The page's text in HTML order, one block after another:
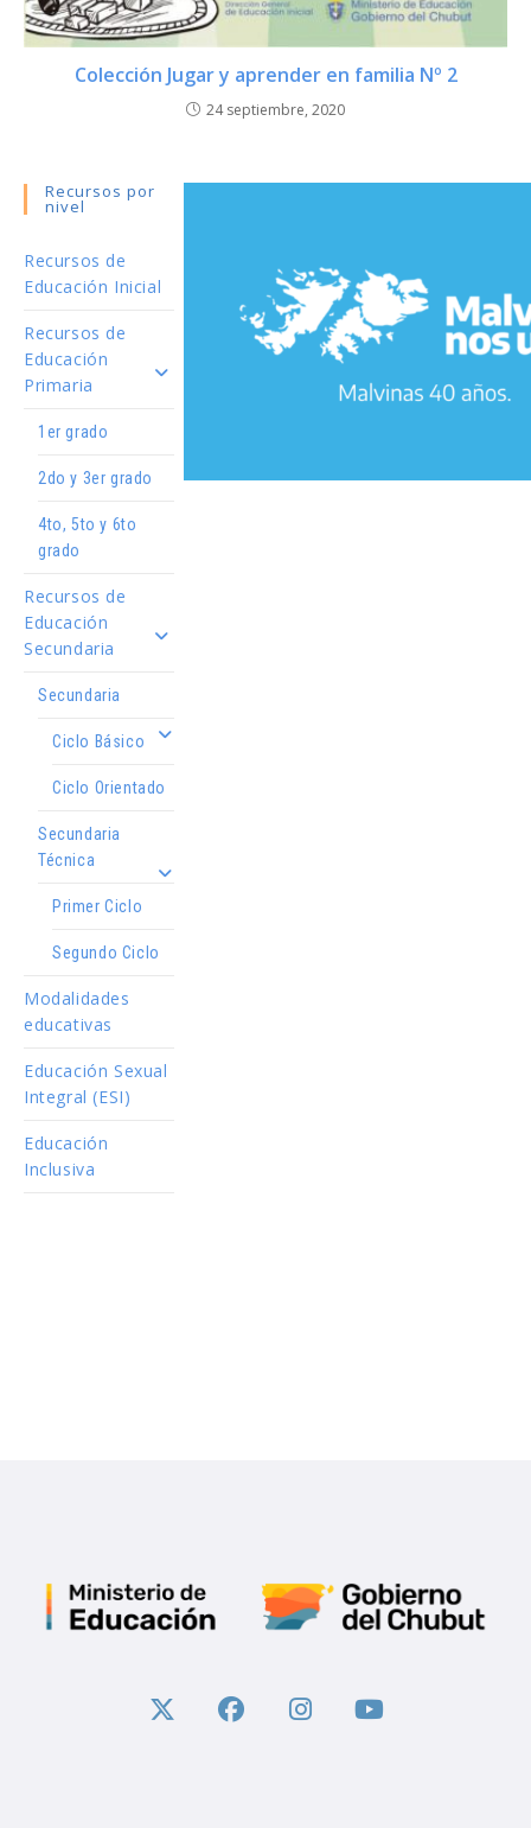
Colección Jugar y aprender en familia Nº 2
24 septiembre, 2020
Recursos por
nivel
Recursos de
Educación Inicial
Recursos de
Educación
Primaria
1er grado
2do y 3er grado
4to, 5to y 6to
grado
Recursos de
Educación
Secundaria
Secundaria
Ciclo Básico
Ciclo Orientado
Secundaria
Técnica
Primer Ciclo
Segundo Ciclo
Modalidades
educativas
Educación Sexual
Integral (ESI)
Educación
Inclusiva